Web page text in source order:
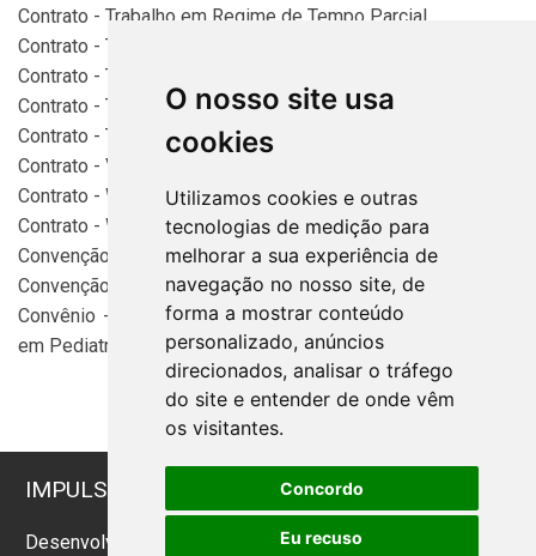
O nosso site usa
cookies
Utilizamos cookies e outras
tecnologias de medição para
melhorar a sua experiência de
navegação no nosso site, de
forma a mostrar conteúdo
personalizado, anúncios
direcionados, analisar o tráfego
do site e entender de onde vêm
os visitantes.
Concordo
Eu recuso
Contrato - Trabalho em Regime de Tempo Parcial
Contrato - Trabalho para Empregada Domestica
Contrato - Trabalho por Prazo Determinado
Contrato - Tradução
Contrato - Turismo
Contrato - Venda em Consignação
Contrato - Website entre Pessoas Jurídicas
Contrato - Website entre Pessoas Físicas
Convenção - de Condomínio 1
Convenção - de Condomínio 2
Convênio - Escolar de Primeiros Socorros e Ambulatoriais
em Pediatria
IMPULSIONANDO O CRESCIMENTO: NEGÓCIOS
& SUCESSO!
Desenvolvido por Sitecontabil2026. Todos os direitos